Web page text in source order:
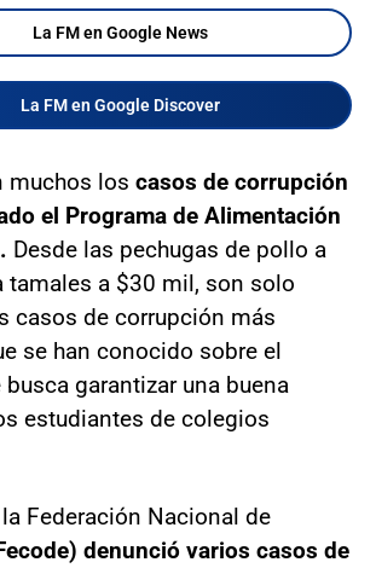
La FM en Google News
La FM en Google Discover
muchos los casos de corrupción
el Programa de Alimentación
Desde las pechugas de pollo a
tamales a $30 mil, son solo
casos de corrupción más
se han conocido sobre el
garantizar una buena
estudiantes de colegios
Federación Nacional de
denunció varios casos de